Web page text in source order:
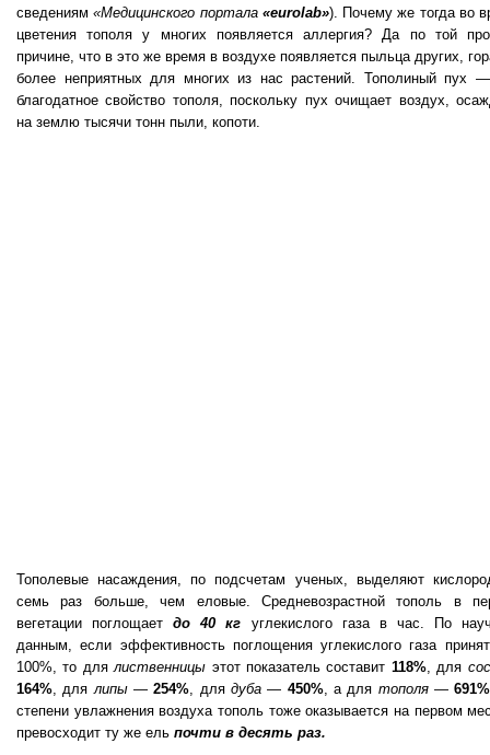
сведениям «Медицинского портала«eurolab»). Почему же тогда во
цветения тополя у многих появляется аллергия? Да по той
причине, что в это же время в воздухе появляется пыльца других,
более неприятных для многих из нас растений. Тополиный пух
благодатное свойство тополя, поскольку пух очищает воздух,
на землю тысячи тонн пыли, копоти.
Тополевые насаждения, по подсчетам ученых, выделяют
семь раз больше, чем еловые. Средневозрастной тополь в
вегетации поглощаетдо 40 кг углекислого газа в час. По
данным, если эффективность поглощения углекислого газа
100%, то длялиственницы этот показатель составит 118%, для
164%, длялипы—254%, длядуба — 450%, а для тополя—691%
степени увлажнения воздуха тополь тоже оказывается на первом
превосходит ту же ель почти в десять раз.